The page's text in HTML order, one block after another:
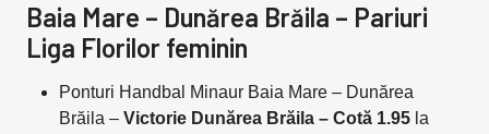
Baia Mare – Dunărea Brăila – Pariuri
Liga Florilor feminin
Ponturi Handbal Minaur Baia Mare – Dunărea
Brăila – Victorie Dunărea Brăila – Cotă 1.95 la